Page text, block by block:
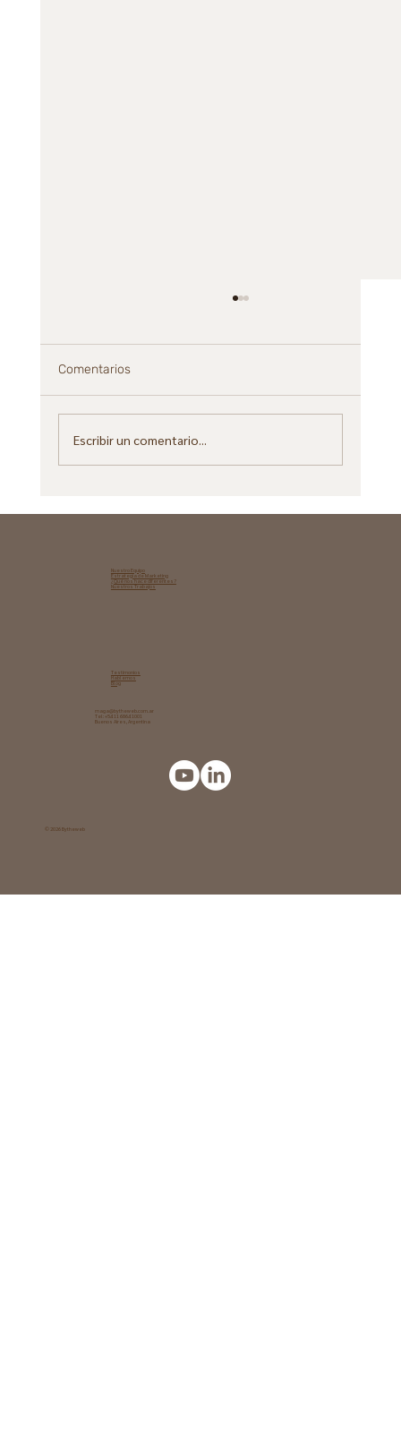
Comentarios
Escribir un comentario...
maga@bytheweb.com.ar
Tel: +54 11 6864 1001
Buenos Aires, Argentina
© 2026 Bytheweb
Nuestro Equipo
Estrategia de Marketing​
¿Qué nos hace diferentes?
Nuestros Trabajos
Testimonios
Hablemos
Blog